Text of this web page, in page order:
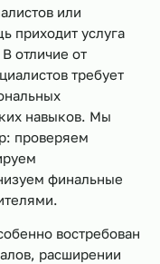
или
приходит услуга
отличие от
требует
навыков. Мы
проверяем
финальные
востребован
расширении